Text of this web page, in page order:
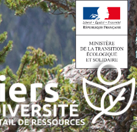
Aller au contenu principal